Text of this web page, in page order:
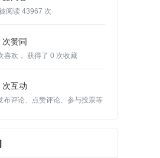
阅读 43967 次
次赞同
喜欢， 获得了 0 次收藏
次互动
布评论、点赞评论、参与投票等